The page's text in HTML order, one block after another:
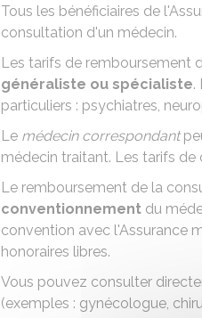
Tous les bénéficiaires de
consultation d'un médecin.
Les tarifs de remboursement
généraliste ou spécialiste.
particuliers : psychiatres,
Le médecin correspondant
médecin traitant. Les tarifs
Le remboursement de la
conventionnement du
convention avec l'Assurance
honoraires libres.
Vous pouvez consulter
(exemples : gynécologue,